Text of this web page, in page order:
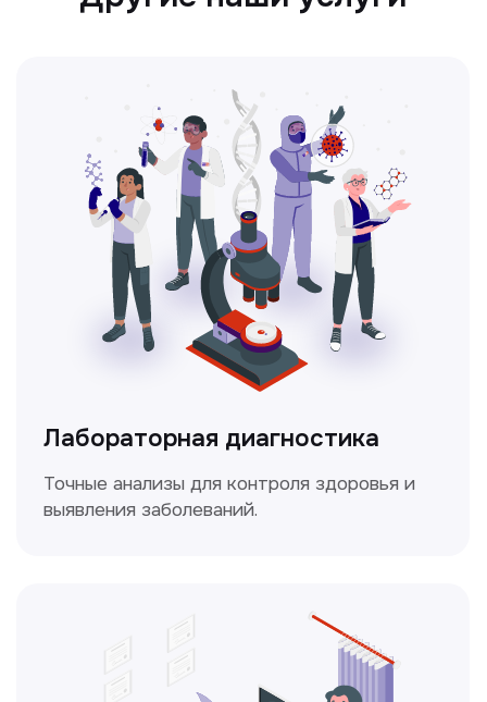
Ультразвуковая диагностика
Безопасный и точный метод для
обследования внутренних органов.
Метод ультразвуковой диагностики,
который используется для оценки
кровотока в сосудах.